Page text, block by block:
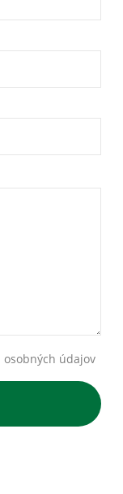
údajov